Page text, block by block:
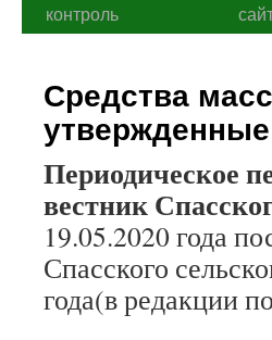
контроль
Средства
Периодическое
вестник
19.05.2020 года
Спасского
года(в редакции